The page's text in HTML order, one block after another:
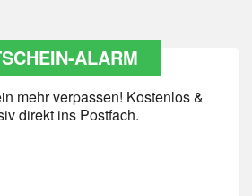
ALARM
mehr verpassen! Kostenlos &
direkt ins Postfach.